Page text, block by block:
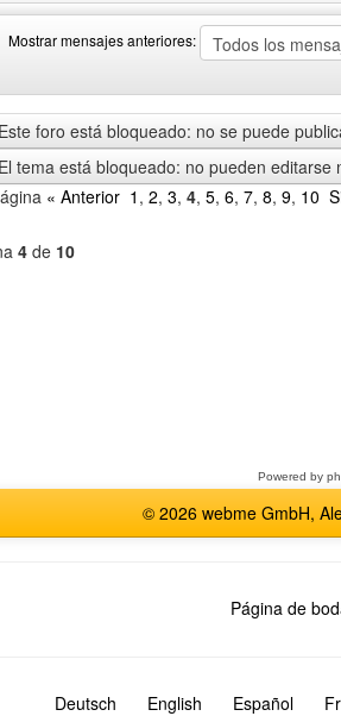
Mostrar mensajes anteriores:
mensajes
anteriores
by
Este foro está bloqueado: no se puede
El tema está bloqueado: no pueden editarse
« Anterior 1 , 2, 3, 4, 5, 6, 7, 8, 9, 10
4 de 10
Powered by
© 2026 webme GmbH,
Página de
Deutsch English Español